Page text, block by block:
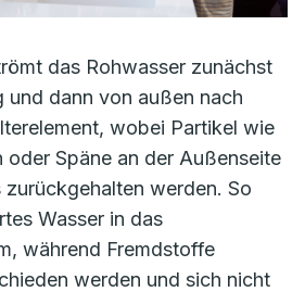
das Rohwasser zunächst
und dann von außen nach
wobei Partikel wie
oder Späne an der Außenseite
werden. So
Wasser in das
während Fremdstoffe
werden und sich nicht